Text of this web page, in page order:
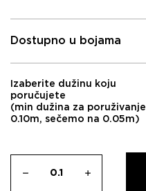
је
била:
Dostupno u bojama
Izaberite dužinu koju
poručujete
(min dužina za poruživanje
0.10m, sečemo na 0.05m)